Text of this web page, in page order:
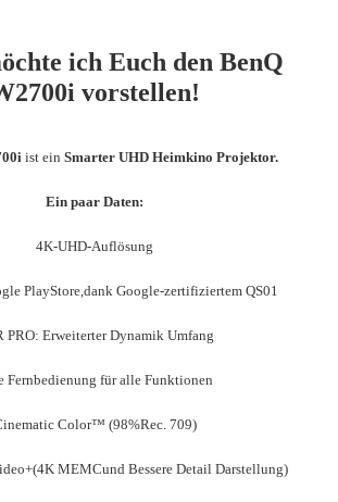
ich Euch den BenQ
vorstellen!
ist ein Smarter UHD Heimkino Projektor.
Ein paar Daten:
4K-UHD-Auflösung
PlayStore,dank Google-zertifiziertem QS01
PRO: Erweiterter Dynamik Umfang
Fernbedienung für alle Funktionen
Color™ (98%Rec. 709)
MEMCund Bessere Detail Darstellung)